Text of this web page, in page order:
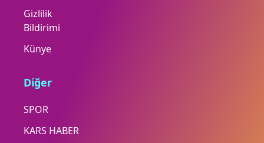
Gizlilik
Bildirimi
Künye
Diğer
SPOR
KARS HABER